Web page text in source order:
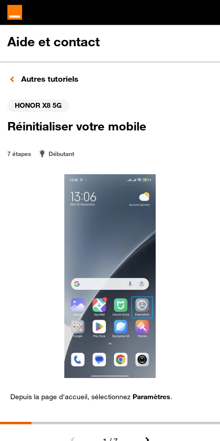
Aide et contact
Autres tutoriels
HONOR X8 5G
Réinitialiser votre mobile
7 étapes Débutant
Depuis la page d'accueil, sélectionnez Paramètres.